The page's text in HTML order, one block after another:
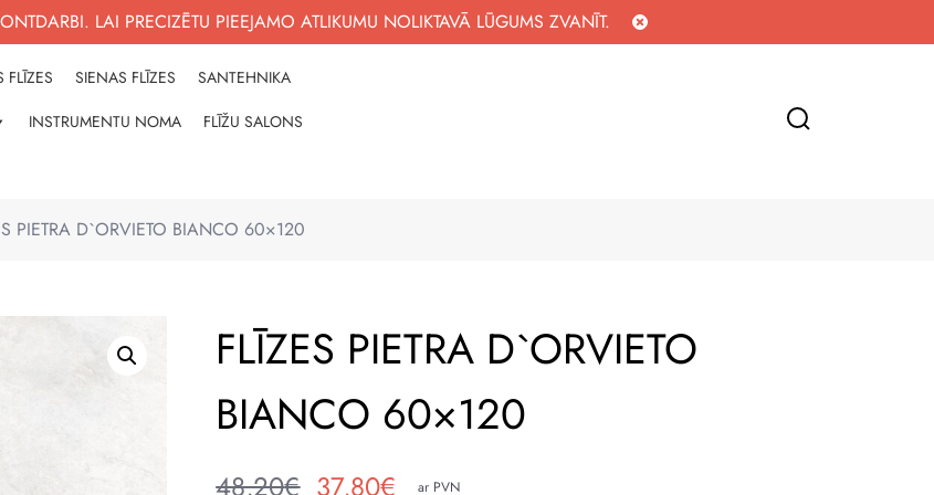
LAI PRECIZĒTU PIEEJAMO ATLIKUMU NOLIKTAVĀ LŪGUMS ZVANĪT.
FLĪZES SIENAS FLĪZES
SANTEHNIKA
INSTRUMENTU NOMA
FLĪŽU SALONS
PIETRA D`ORVIETO BIANCO 60×120
FLĪZES PIETRA D`ORVIETO
BIANCO 60×120
48,20€ 37,80€ ar PVN